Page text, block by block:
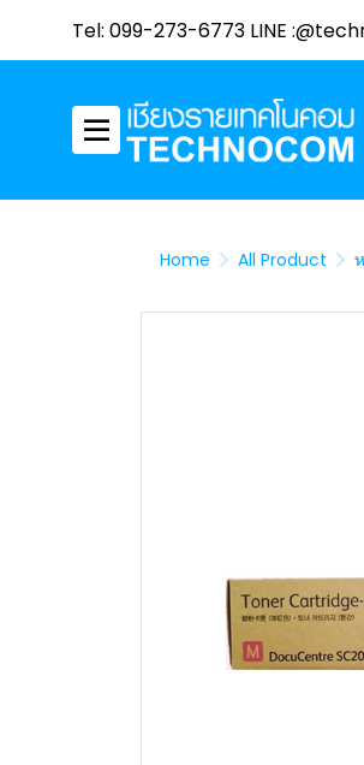
Tel: 099-273-6773 LINE
Home All Product